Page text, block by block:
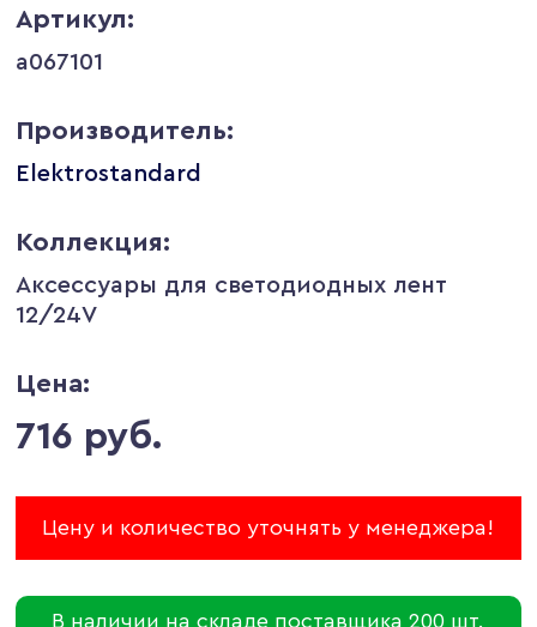
Артикул:
a067101
Производитель:
Elektrostandard
Коллекция:
Аксессуары для светодиодных лент
12/24V
Цена:
716 руб.
Цену и количество уточнять у менеджера!
В наличии на складе поставщика 200 шт.